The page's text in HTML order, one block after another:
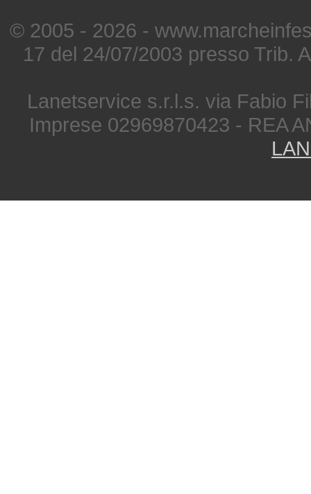
© 2005 - 2026 -
17 del 24/07/2003 presso Trib.
Lanetservice s.r.l.s. via Fabio
Imprese 02969870423 - REA